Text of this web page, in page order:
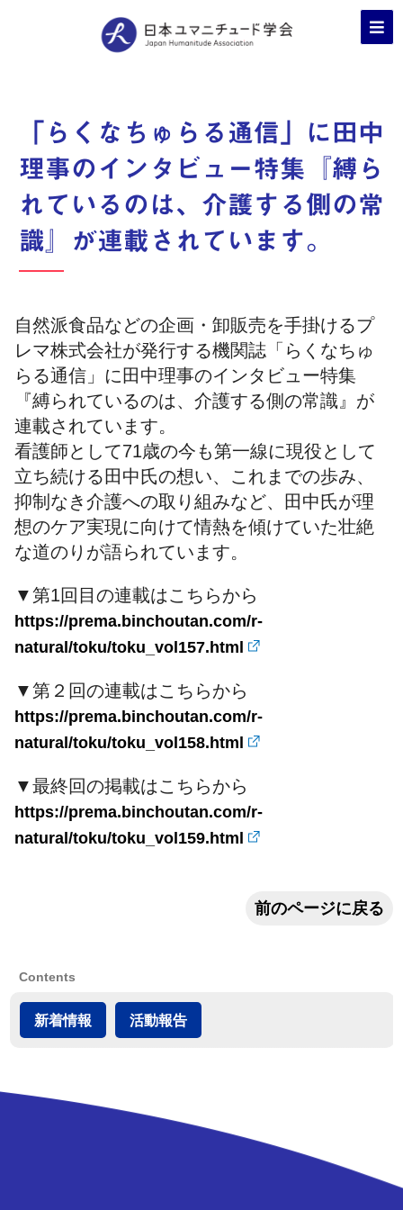
「らくなちゅらる通信」に田中
理事のインタビュー特集『縛ら
れているのは、介護する側の常
識』が連載されています。
自然派食品などの企画・卸販売を手掛けるプ
レマ株式会社が発行する機関誌「らくなちゅ
らる通信」に田中理事のインタビュー特集
『縛られているのは、介護する側の常識』が
連載されています。
看護師として71歳の今も第一線に現役として
立ち続ける田中氏の想い、これまでの歩み、
抑制なき介護への取り組みなど、田中氏が理
想のケア実現に向けて情熱を傾けていた壮絶
な道のりが語られています。
▼第1回目の連載はこちらから
https://prema.binchoutan.com/r-
natural/toku/toku_vol157.html
▼第２回の連載はこちらから
https://prema.binchoutan.com/r-
natural/toku/toku_vol158.html
▼最終回の掲載はこちらから
https://prema.binchoutan.com/r-
natural/toku/toku_vol159.html
前のページに戻る
Contents
新着情報 活動報告